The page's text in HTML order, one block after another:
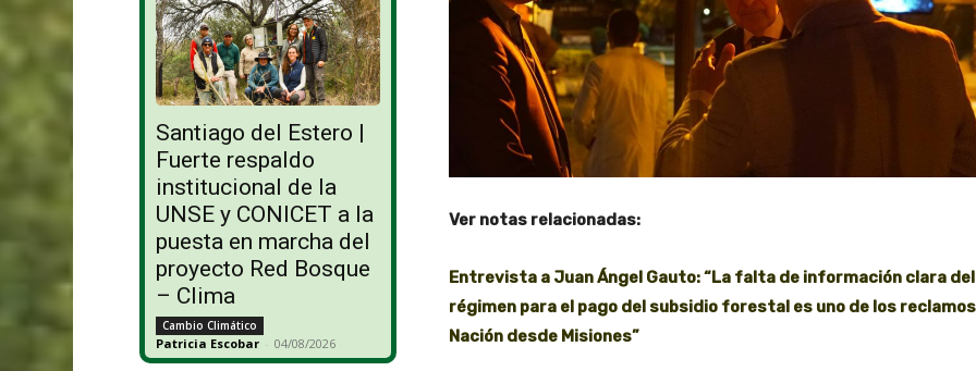
Santiago del Estero |
Fuerte respaldo
institucional de la
UNSE y CONICET a la
puesta en marcha del
proyecto Red Bosque
– Clima
Cambio Climático
Patricia Escobar - 04/08/2026
Ver notas relacionadas:
Entrevista a Juan Ángel Gauto: “La falta de información clara del
régimen para el pago del subsidio forestal es uno de los
Nación desde Misiones”